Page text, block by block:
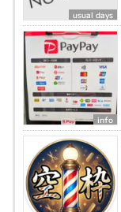
usual days
info